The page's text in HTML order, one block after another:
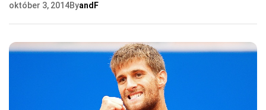
október 3, 2014ByandF